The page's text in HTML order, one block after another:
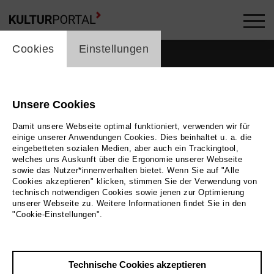
Zurück|Übersicht
cookie_layer
Cookies Einstellungen
Unsere Cookies
Damit unsere Webseite optimal funktioniert, verwenden wir für
einige unserer Anwendungen Cookies. Dies beinhaltet u. a. die
eingebetteten sozialen Medien, aber auch ein Trackingtool,
welches uns Auskunft über die Ergonomie unserer Webseite
sowie das Nutzer*innenverhalten bietet. Wenn Sie auf "Alle
Cookies akzeptieren" klicken, stimmen Sie der Verwendung von
technisch notwendigen Cookies sowie jenen zur Optimierung
unserer Webseite zu. Weitere Informationen findet Sie in den
"Cookie-Einstellungen".
Technische Cookies akzeptieren